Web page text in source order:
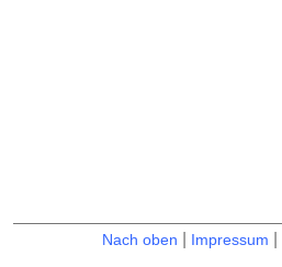
Nach oben Impressum